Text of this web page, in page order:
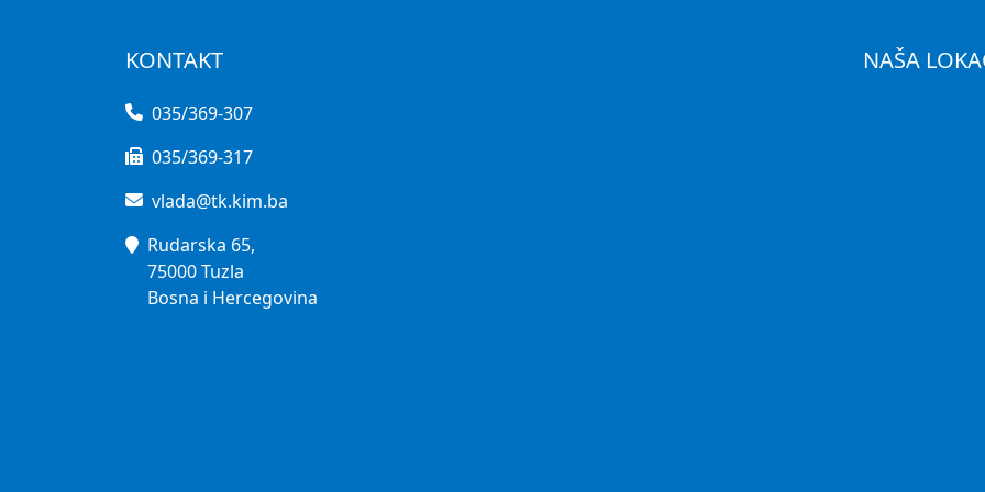
KONTAKT
035/369-307
035/369-317
vlada@tk.kim.ba
Rudarska 65,
75000 Tuzla
Bosna i Hercegovina
NAŠA